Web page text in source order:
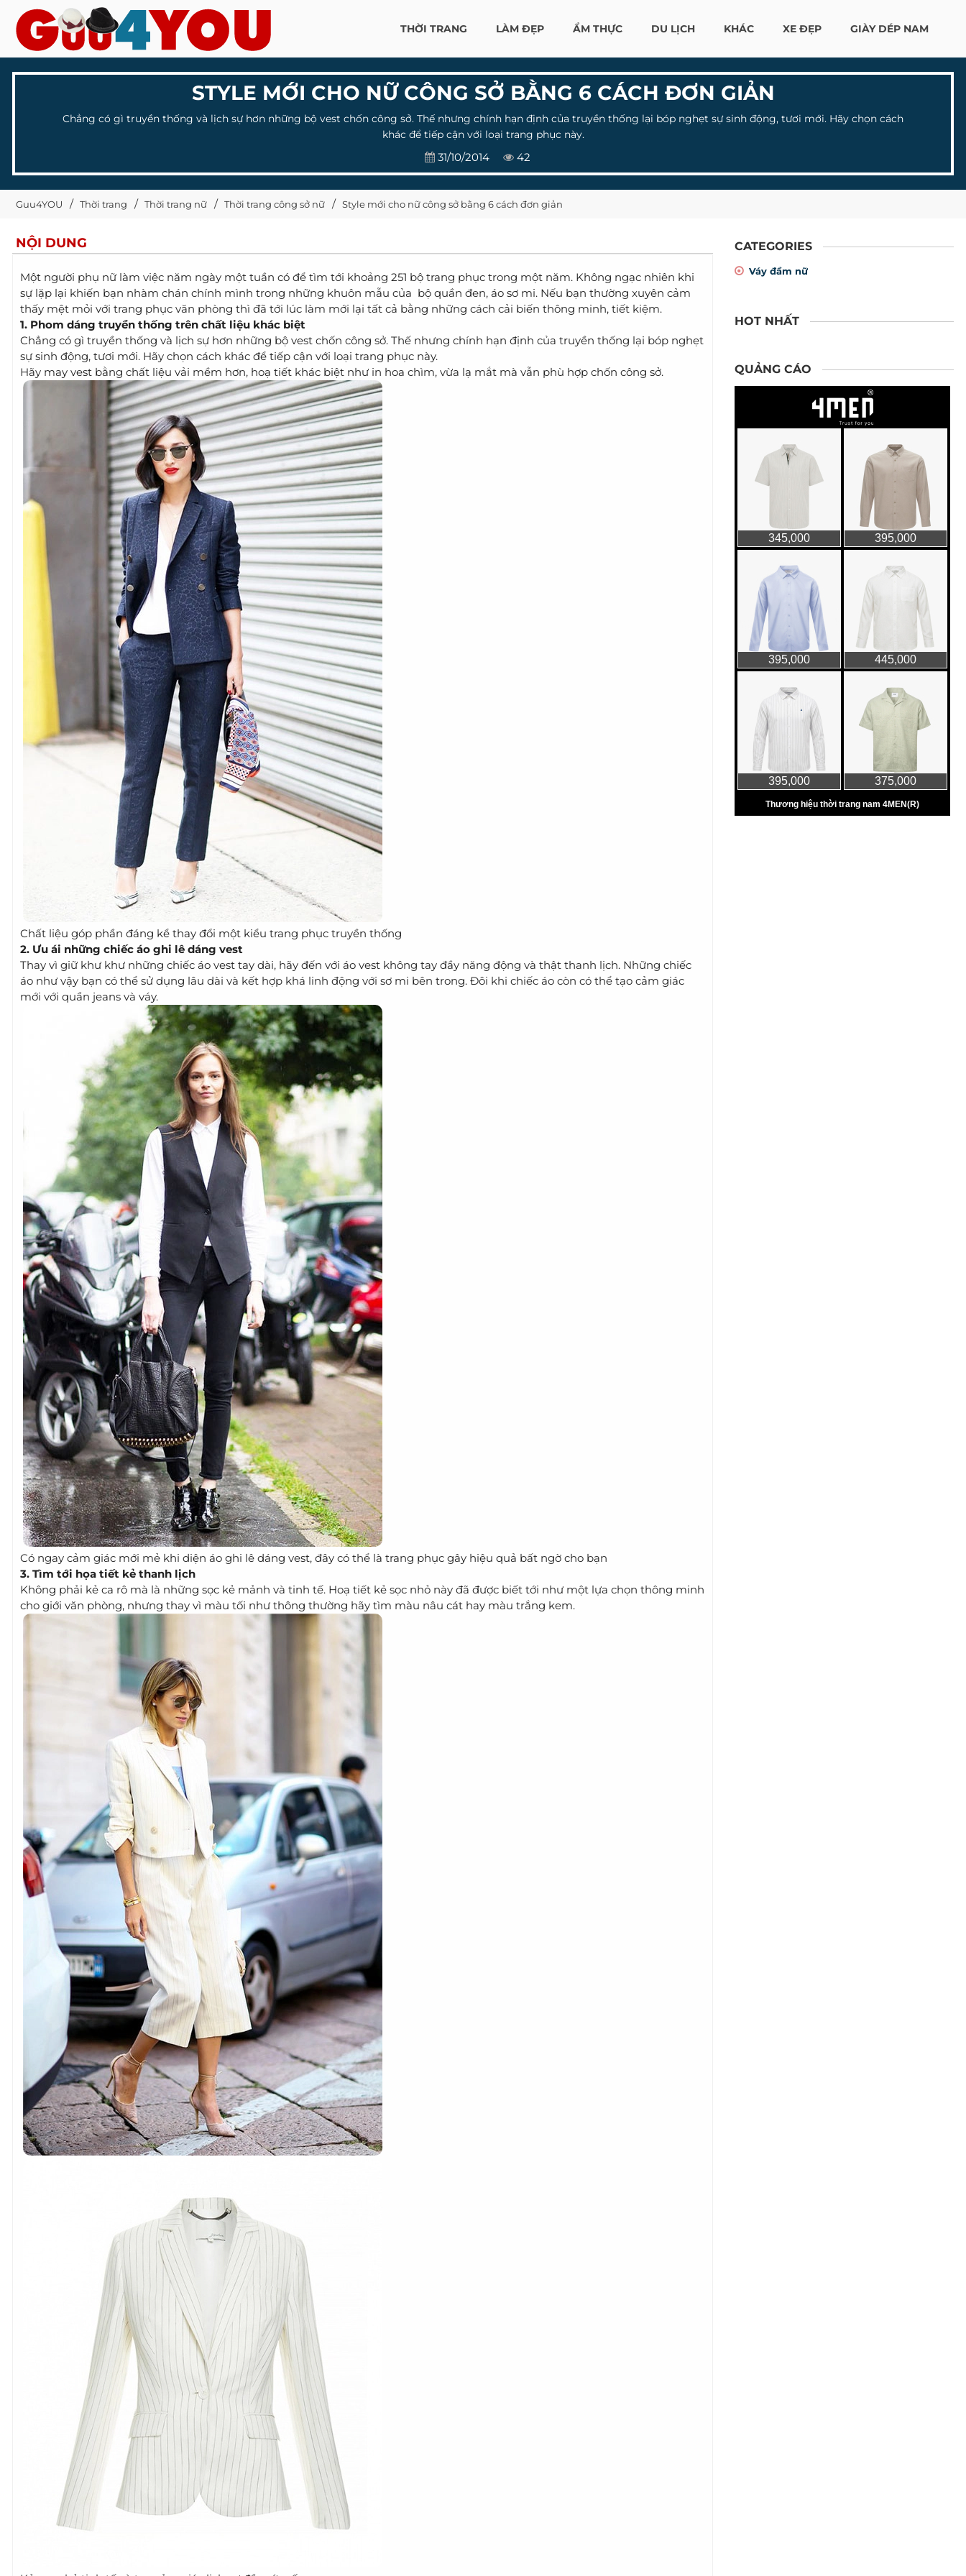
THỜI TRANG LÀM ĐẸP ẨM THỰC DU LỊCH KHÁC XE ĐẸP GIÀY DÉP NAM
STYLE MỚI CHO NỮ CÔNG SỞ BẰNG 6 CÁCH ĐƠN GIẢN
Chẳng có gì truyền thống và lịch sự hơn những bộ vest chốn công sở. Thế nhưng chính hạn định của truyền thống lại bóp nghẹt sự sinh động, tươi mới. Hãy chọn cách
khác để tiếp cận với loại trang phục này.
31/10/2014 42
Guu4YOU Thời trang Thời trang nữ Thời trang công sở nữ Style mới cho nữ công sở bằng 6 cách đơn giản
NỘI DUNG
Một người phụ nữ làm việc năm ngày một tuần có để tìm tới khoảng 251 bộ trang phục trong một năm. Không ngạc nhiên khi
sự lặp lại khiến bạn nhàm chán chính mình trong những khuôn mẫu của bộ quần đen, áo sơ mi. Nếu bạn thường xuyên cảm
thấy mệt mỏi với trang phục văn phòng thì đã tới lúc làm mới lại tất cả bằng những cách cải biến thông minh, tiết kiệm.
1. Phom dáng truyền thống trên chất liệu khác biệt
Chẳng có gì truyền thống và lịch sự hơn những bộ vest chốn công sở. Thế nhưng chính hạn định của truyền thống lại bóp nghẹt
sự sinh động, tươi mới. Hãy chọn cách khác để tiếp cận với loại trang phục này.
Hãy may vest bằng chất liệu vải mềm hơn, hoạ tiết khác biệt như in hoa chìm, vừa lạ mắt mà vẫn phù hợp chốn công sở.
Chất liệu góp phần đáng kể thay đổi một kiểu trang phục truyền thống
2. Ưu ái những chiếc áo ghi lê dáng vest
Thay vì giữ khư khư những chiếc áo vest tay dài, hãy đến với áo vest không tay đầy năng động và thật thanh lịch. Những chiếc
áo như vậy bạn có thể sử dụng lâu dài và kết hợp khá linh động với sơ mi bên trong. Đôi khi chiếc áo còn có thể tạo cảm giác
mới với quần jeans và váy.
Có ngay cảm giác mới mẻ khi diện áo ghi lê dáng vest, đây có thể là trang phục gây hiệu quả bất ngờ cho bạn
3. Tìm tới họa tiết kẻ thanh lịch
Không phải kẻ ca rô mà là những sọc kẻ mảnh và tinh tế. Hoạ tiết kẻ sọc nhỏ này đã được biết tới như một lựa chọn thông minh
cho giới văn phòng, nhưng thay vì màu tối như thông thường hãy tìm màu nâu cát hay màu trắng kem.
CATEGORIES
Váy đầm nữ
HOT NHẤT
QUẢNG CÁO